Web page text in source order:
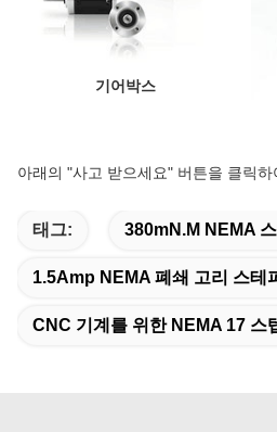
기어박스
아래의 "사고 받으세요" 버튼을 클릭하
태그: 380mN.M NEMA
1.5Amp NEMA 폐쇄 고리 스테
CNC 기계를 위한 NEMA 17 스